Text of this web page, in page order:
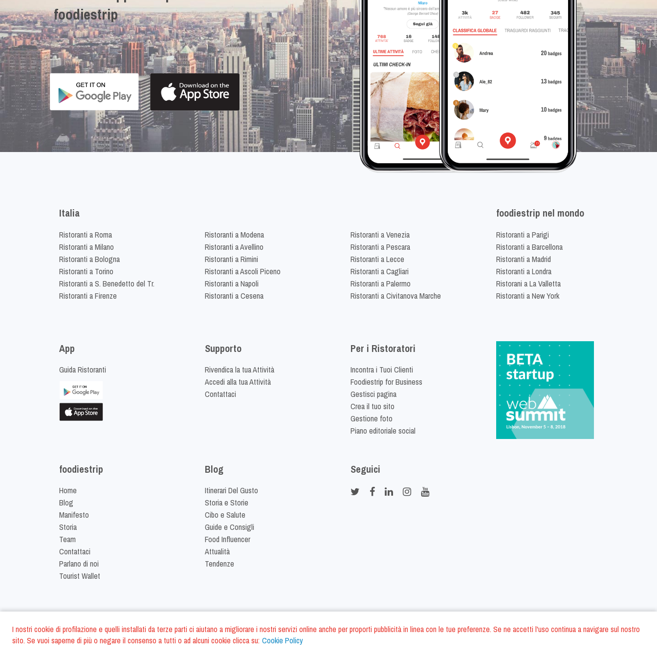
I nostri cookie di profilazione e quelli installati da terze parti ci aiutano a migliorare i nostri servizi online anche per proporti pubblicità in linea con le tue preferenze. Se ne accetti l'uso continua a navigare sul nostro
sito. Se vuoi saperne di più o negare il consenso a tutti o ad alcuni cookie clicca su: Cookie Policy
foodiestrip
Italia
Ristoranti a Roma
Ristoranti a Milano
Ristoranti a Bologna
Ristoranti a Torino
Ristoranti a S. Benedetto del Tr.
Ristoranti a Firenze
Ristoranti a Modena
Ristoranti a Avellino
Ristoranti a Rimini
Ristoranti a Ascoli Piceno
Ristoranti a Napoli
Ristoranti a Cesena
Ristoranti a Venezia
Ristoranti a Pescara
Ristoranti a Lecce
Ristoranti a Cagliari
Ristoranti a Palermo
Ristoranti a Civitanova Marche
foodiestrip nel mondo
Ristoranti a Parigi
Ristoranti a Barcellona
Ristoranti a Madrid
Ristoranti a Londra
Ristorani a La Valletta
Ristoranti a New York
App
Guida Ristoranti
Supporto
Rivendica la tua Attività
Accedi alla tua Attività
Contattaci
Per i Ristoratori
Incontra i Tuoi Clienti
Foodiestrip for Business
Gestisci pagina
Crea il tuo sito
Gestione foto
Piano editoriale social
foodiestrip
Home
Blog
Manifesto
Storia
Team
Contattaci
Parlano di noi
Tourist Wallet
Blog
Itinerari Del Gusto
Storia e Storie
Cibo e Salute
Guide e Consigli
Food Influencer
Attualità
Tendenze
Seguici
© 2026FoodiesTrip S.r.l. - P.IVA IT01975940675 - All Rights Reserved